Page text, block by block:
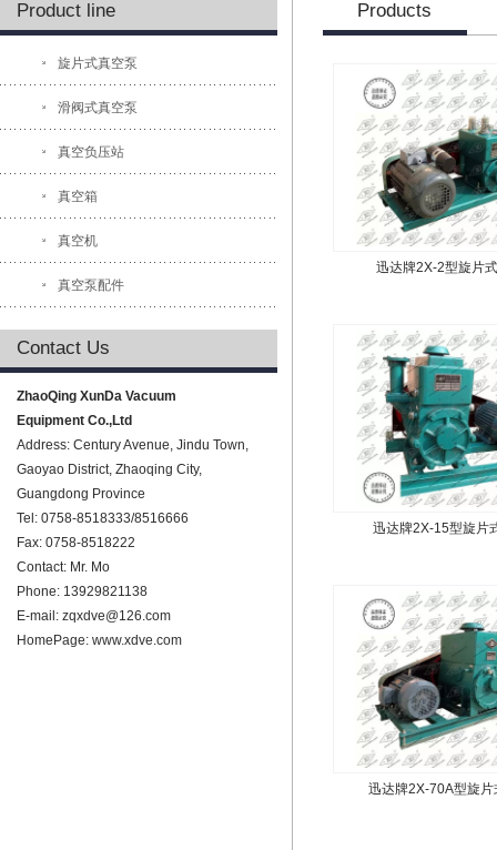
Product line
旋片式真空泵
滑阀式真空泵
真空负压站
真空箱
真空机
真空泵配件
Contact Us
ZhaoQing XunDa Vacuum
Equipment Co.,Ltd
Address: Century Avenue, Jindu Town,
Gaoyao District, Zhaoqing City,
Guangdong Province
Tel: 0758-8518333/8516666
Fax: 0758-8518222
Contact: Mr. Mo
Phone: 13929821138
E-mail: zqxdve@126.com
HomePage: www.xdve.com
Products
迅达牌2X-2型旋片
迅达牌2X-15型旋片
迅达牌2X-70A型旋片